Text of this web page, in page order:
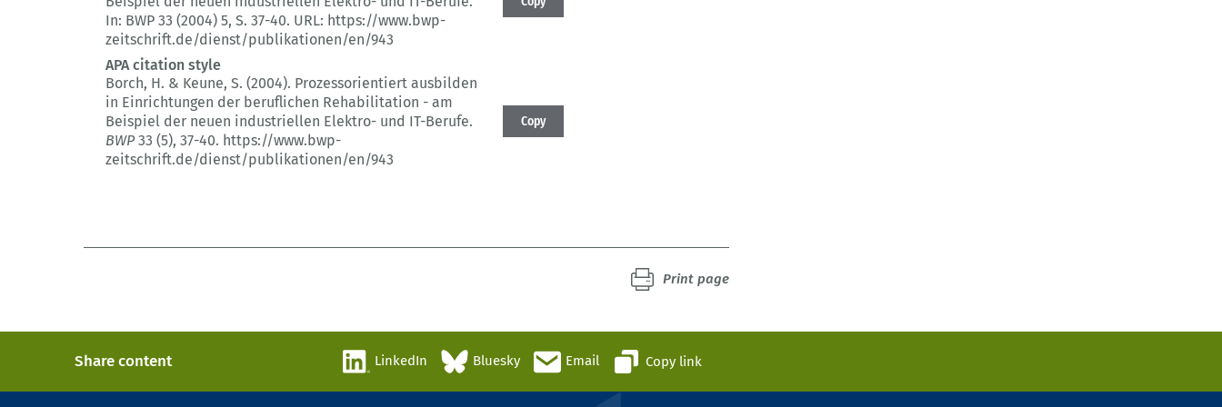
In: BWP 33 (2004) 5, S. 37-40. URL: https://www.bwp-
zeitschrift.de/dienst/publikationen/en/943
APA citation style
Borch, H. & Keune, S. (2004). Prozessorientiert ausbilden
in Einrichtungen der beruflichen Rehabilitation - am
Beispiel der neuen industriellen Elektro- und IT-Berufe.
BWP33 (5), 37-40. https://www.bwp-
zeitschrift.de/dienst/publikationen/en/943
Copy
Print page
Share content LinkedIn Bluesky Email Copy link